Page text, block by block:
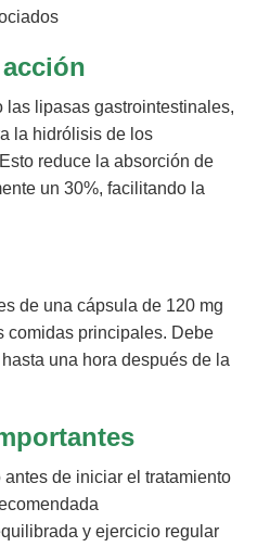
las lipasas gastrointestinales,
la hidrólisis de los
reduce la absorción de
un 30%, facilitando la
de una cápsula de 120 mg
comidas principales. Debe
una hora después de la
de iniciar el tratamiento
y ejercicio regular